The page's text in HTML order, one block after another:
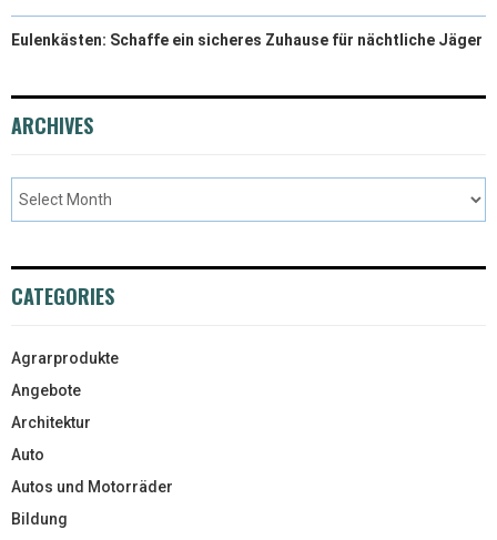
Eulenkästen: Schaffe ein sicheres Zuhause für nächtliche Jäger
ARCHIVES
CATEGORIES
Agrarprodukte
Angebote
Architektur
Auto
Autos und Motorräder
Bildung